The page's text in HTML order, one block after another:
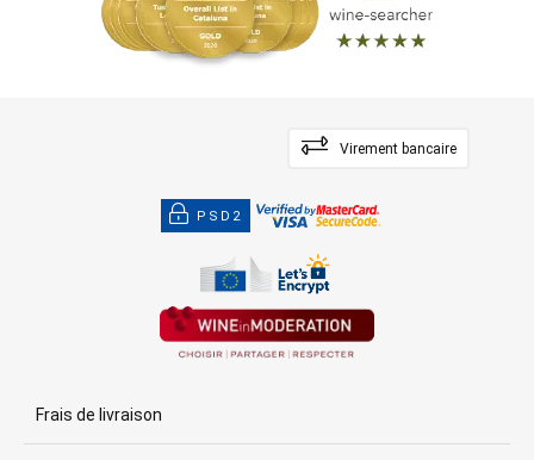
Virement bancaire
PSD2
Frais de livraison